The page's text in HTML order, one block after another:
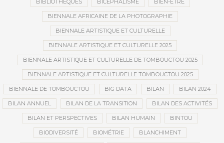
BIBLIOTHÈQUES BICÉPHALISME BIEN-ÊTRE
BIENNALE AFRICAINE DE LA PHOTOGRAPHIE
BIENNALE ARTISTIQUE ET CULTURELLE
BIENNALE ARTISTIQUE ET CULTURELLE 2025
BIENNALE ARTISTIQUE ET CULTURELLE DE TOMBOUCTOU 2025
BIENNALE ARTISTIQUE ET CULTURELLE TOMBOUCTOU 2025
BIENNALE DE TOMBOUCTOU BIG DATA BILAN BILAN 2024
BILAN ANNUEL BILAN DE LA TRANSITION BILAN DES ACTIVITÉS
BILAN ET PERSPECTIVES BILAN HUMAIN BINTOU
BIODIVERSITÉ BIOMÉTRIE BLANCHIMENT